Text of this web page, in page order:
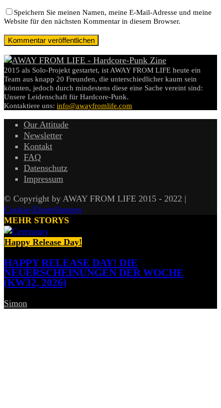
Speichern Sie meinen Namen, meine E-Mail-Adresse und meine
Website für den nächsten Kommentar in diesem Browser.
2015 als Solo-Projekt gestartet, ist AWAY FROM LIFE heute ein
Team aus knapp 20 Freunden, die unterschiedlicher kaum sein
könnten, jedoch durch mindestens diese eine Sache vereint sind:
Unsere Leidenschaft für Hardcore-Punk.
Kontaktiere uns: info@awayfromlife.com
Our Attitude
Newsletter
Kontakt
FAQ
Datenschutz
Impressum
© Copyright by AWAY FROM LIFE 2015 - 2022 |
Cookie-Einstellungen
MEHR STORYS
Happy Release Day!
HAPPY RELEASE DAY! DIE
NEUERSCHEINUNGEN DER WOCHE
(KW32, 2026)
Simon